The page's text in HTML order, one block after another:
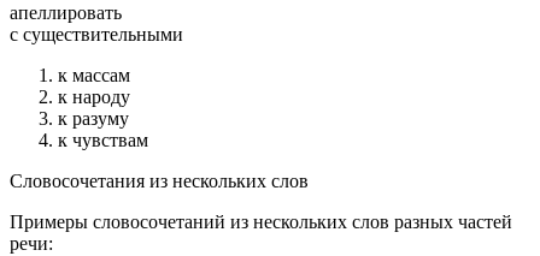
апеллировать
c существительными
к массам
к народу
к разуму
к чувствам
Словосочетания из нескольких слов
Примеры словосочетаний из нескольких слов разных частей
речи: